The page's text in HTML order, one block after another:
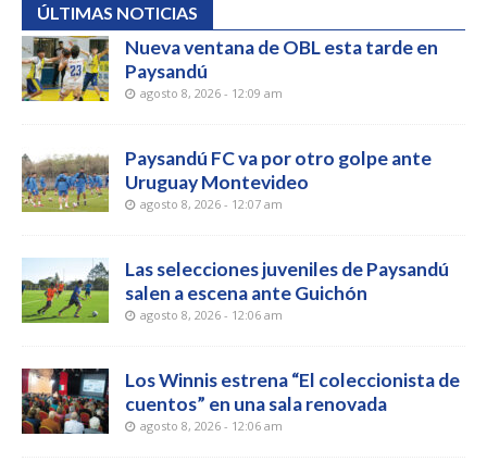
ÚLTIMAS NOTICIAS
Nueva ventana de OBL esta tarde en
Paysandú
agosto 8, 2026 - 12:09 am
Paysandú FC va por otro golpe ante
Uruguay Montevideo
agosto 8, 2026 - 12:07 am
Las selecciones juveniles de Paysandú
salen a escena ante Guichón
agosto 8, 2026 - 12:06 am
Los Winnis estrena “El coleccionista de
cuentos” en una sala renovada
agosto 8, 2026 - 12:06 am